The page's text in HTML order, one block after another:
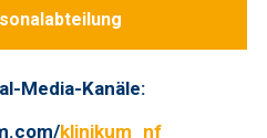
Media-Kanäle:
klinikum_nf